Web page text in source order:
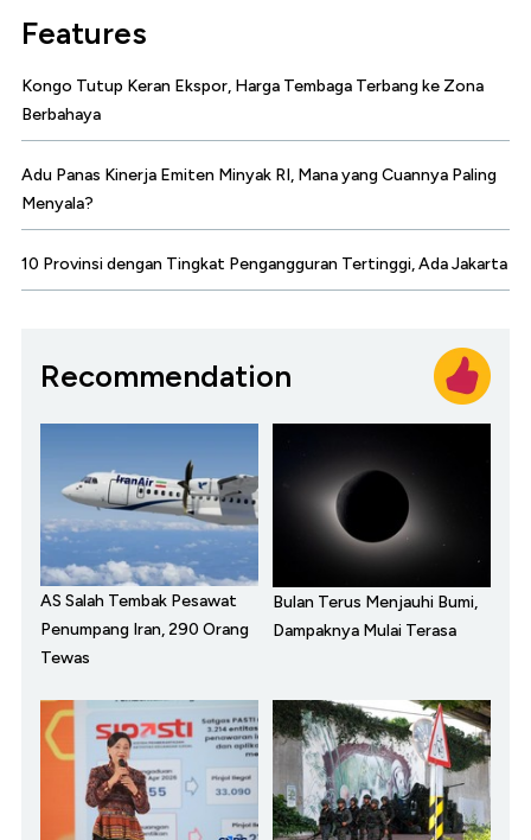
Features
Kongo Tutup Keran Ekspor, Harga Tembaga Terbang ke Zona
Berbahaya
Adu Panas Kinerja Emiten Minyak RI, Mana yang Cuannya Paling
Menyala?
10 Provinsi dengan Tingkat Pengangguran Tertinggi, Ada Jakarta
Recommendation
AS Salah Tembak Pesawat
Penumpang Iran, 290 Orang
Tewas
Bulan Terus Menjauhi Bumi,
Dampaknya Mulai Terasa